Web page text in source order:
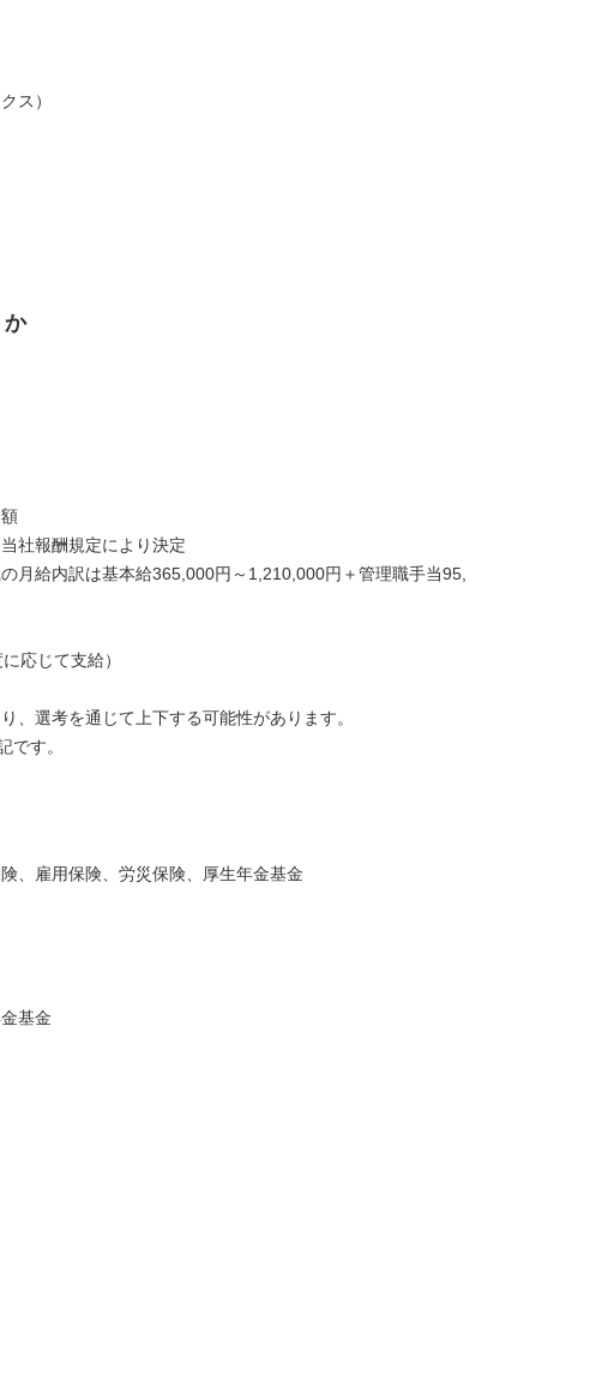
ス）
社報酬規定により決定
月給内訳は基本給365,000円～1,210,000円＋管理職手当95,
応じて支給）
、選考を通じて上下する可能性があります。
です。
、雇用保険、労災保険、厚生年金基金
基金